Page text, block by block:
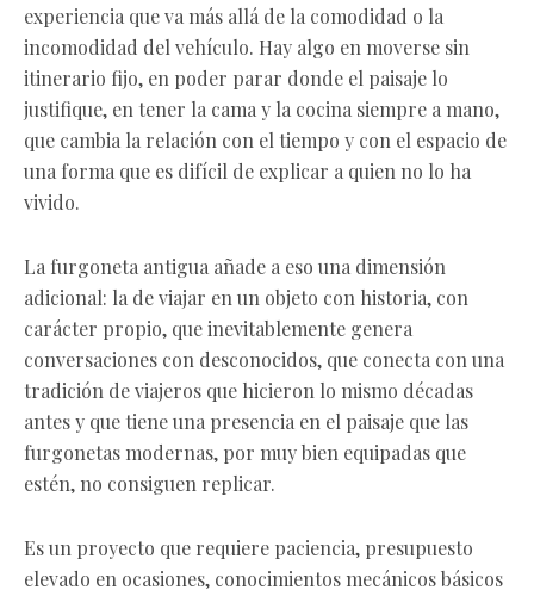
experiencia que va más allá de la comodidad o la
incomodidad del vehículo. Hay algo en moverse sin
itinerario fijo, en poder parar donde el paisaje lo
justifique, en tener la cama y la cocina siempre a mano,
que cambia la relación con el tiempo y con el espacio de
una forma que es difícil de explicar a quien no lo ha
vivido.
La furgoneta antigua añade a eso una dimensión
adicional: la de viajar en un objeto con historia, con
carácter propio, que inevitablemente genera
conversaciones con desconocidos, que conecta con una
tradición de viajeros que hicieron lo mismo décadas
antes y que tiene una presencia en el paisaje que las
furgonetas modernas, por muy bien equipadas que
estén, no consiguen replicar.
Es un proyecto que requiere paciencia, presupuesto
elevado en ocasiones, conocimientos mecánicos básicos